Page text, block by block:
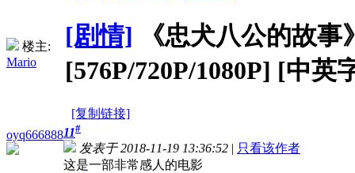
楼主:
Mario
[剧情]
《忠犬八公的故事
[576P/720P/1080P] [中英
[复制链接]
oyq66688811#
发表于 2018-11-19 13:36:52 | 只看该作者
这是一部非常感人的电影